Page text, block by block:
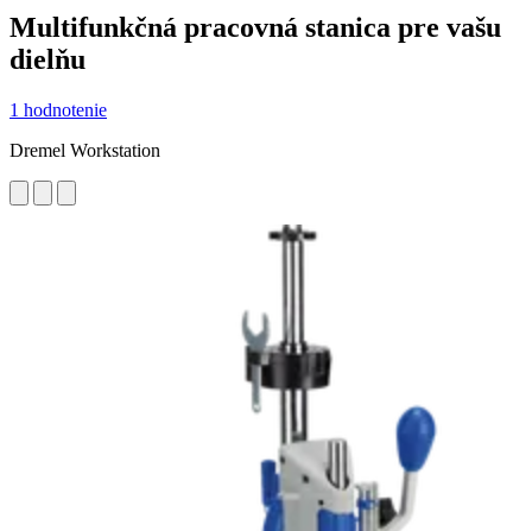
Multifunkčná pracovná stanica pre vašu
dielňu
1 hodnotenie
Dremel Workstation